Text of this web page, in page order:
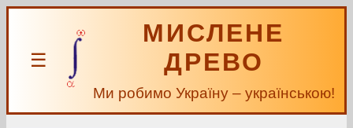
☰
МИСЛЕНЕ
ДРЕВО
Ми робимо Україну – українською!